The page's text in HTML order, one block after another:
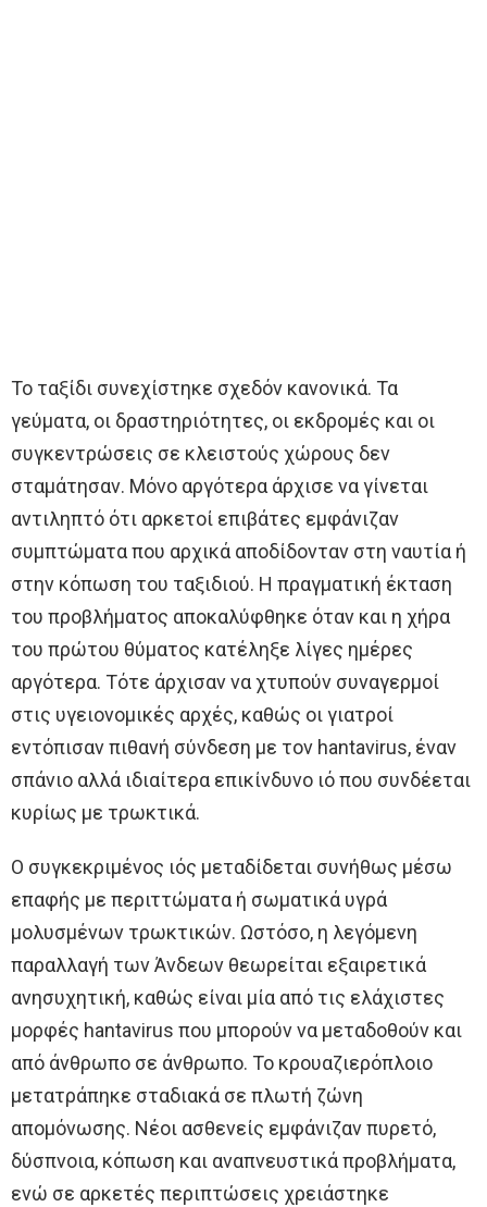
Το ταξίδι συνεχίστηκε σχεδόν κανονικά. Τα
γεύματα, οι δραστηριότητες, οι εκδρομές και οι
συγκεντρώσεις σε κλειστούς χώρους δεν
σταμάτησαν. Μόνο αργότερα άρχισε να γίνεται
αντιληπτό ότι αρκετοί επιβάτες εμφάνιζαν
συμπτώματα που αρχικά αποδίδονταν στη ναυτία ή
στην κόπωση του ταξιδιού. Η πραγματική έκταση
του προβλήματος αποκαλύφθηκε όταν και η χήρα
του πρώτου θύματος κατέληξε λίγες ημέρες
αργότερα. Τότε άρχισαν να χτυπούν συναγερμοί
στις υγειονομικές αρχές, καθώς οι γιατροί
εντόπισαν πιθανή σύνδεση με τον hantavirus, έναν
σπάνιο αλλά ιδιαίτερα επικίνδυνο ιό που συνδέεται
κυρίως με τρωκτικά.
Ο συγκεκριμένος ιός μεταδίδεται συνήθως μέσω
επαφής με περιττώματα ή σωματικά υγρά
μολυσμένων τρωκτικών. Ωστόσο, η λεγόμενη
παραλλαγή των Άνδεων θεωρείται εξαιρετικά
ανησυχητική, καθώς είναι μία από τις ελάχιστες
μορφές hantavirus που μπορούν να μεταδοθούν και
από άνθρωπο σε άνθρωπο. Το κρουαζιερόπλοιο
μετατράπηκε σταδιακά σε πλωτή ζώνη
απομόνωσης. Νέοι ασθενείς εμφάνιζαν πυρετό,
δύσπνοια, κόπωση και αναπνευστικά προβλήματα,
ενώ σε αρκετές περιπτώσεις χρειάστηκε